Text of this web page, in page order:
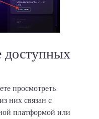
просмотреть
них связан с
платформой или